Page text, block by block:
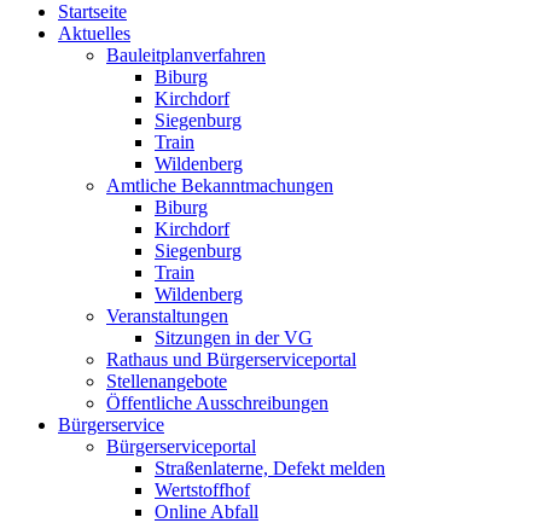
Startseite
Aktuelles
Bauleitplanverfahren
Biburg
Kirchdorf
Siegenburg
Train
Wildenberg
Amtliche Bekanntmachungen
Biburg
Kirchdorf
Siegenburg
Train
Wildenberg
Veranstaltungen
Sitzungen in der VG
Rathaus und Bürgerserviceportal
Stellenangebote
Öffentliche Ausschreibungen
Bürgerservice
Bürgerserviceportal
Straßenlaterne, Defekt melden
Wertstoffhof
Online Abfall